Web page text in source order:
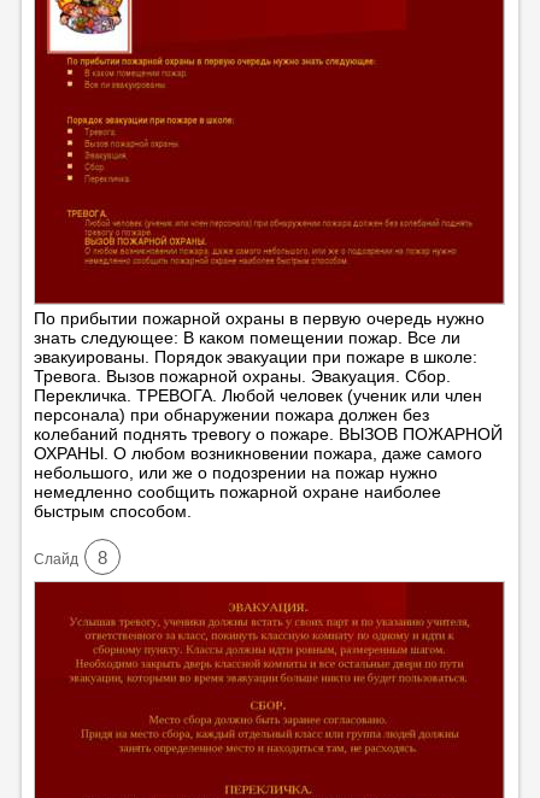
По прибытии пожарной охраны в первую очередь нужно
знать следующее: В каком помещении пожар. Все ли
эвакуированы. Порядок эвакуации при пожаре в школе:
Тревога. Вызов пожарной охраны. Эвакуация. Сбор.
Перекличка. ТРЕВОГА. Любой человек (ученик или член
персонала) при обнаружении пожара должен без
колебаний поднять тревогу о пожаре. ВЫЗОВ ПОЖАРНОЙ
ОХРАНЫ. О любом возникновении пожара, даже самого
небольшого, или же о подозрении на пожар нужно
немедленно сообщить пожарной охране наиболее
быстрым способом.
Cлайд 8